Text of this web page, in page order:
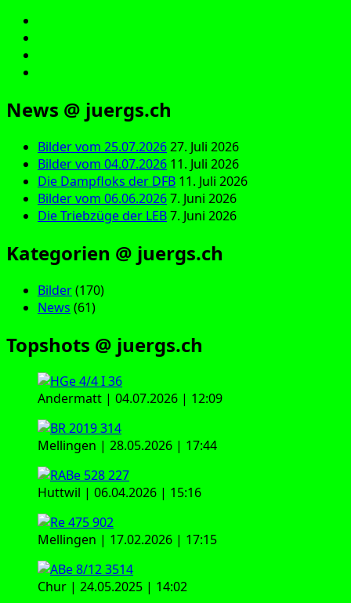
News @ juergs.ch
Bilder vom 25.07.202627. Juli 2026
Bilder vom 04.07.2026 11. Juli 2026
Die Dampfloks der DFB 11. Juli 2026
Bilder vom 06.06.20267. Juni 2026
Die Triebzüge der LEB7. Juni 2026
Kategorien @ juergs.ch
Bilder(170)
News (61)
Topshots @ juergs.ch
Andermatt | 04.07.2026 | 12:09
Mellingen | 28.05.2026 | 17:44
Huttwil | 06.04.2026 | 15:16
Mellingen | 17.02.2026 | 17:15
Chur | 24.05.2025 | 14:02